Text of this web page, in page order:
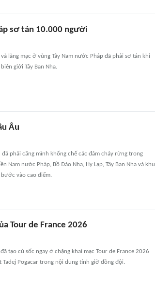
sơ tán 10.000 người
làng mạc ở vùng Tây Nam nước Pháp đã phải sơ tán khi
giới Tây Ban Nha.
Âu
phải căng mình khống chế các đám cháy rừng trong
Nam nước Pháp, Bồ Đào Nha, Hy Lạp, Tây Ban Nha và khu
vào cao điểm.
Tour de France 2026
tạo cú sốc ngay ở chặng khai mạc Tour de France 2026
Pogacar trong nội dung tính giờ đồng đội.